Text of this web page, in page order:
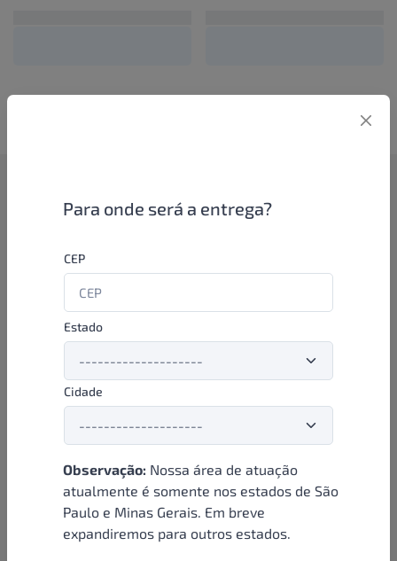
Para onde será a entrega?
CEP
Estado
Cidade
Observação: Nossa área de atuação
atualmente é somente nos estados de São
Paulo e Minas Gerais. Em breve
expandiremos para outros estados.
Como funciona
aproveitar as promoções e ofertas direto das indústrias de
beleza e higiene em nossa plataforma. E o melhor: você continua
comprando de seus distribuidores parceiros e encontra novos
distribuidores para comprar cada vez com mais praticidade e
agilidade. Aproveite!
Formas de pagamento
Institucional
Sobre nós
Condições e termos